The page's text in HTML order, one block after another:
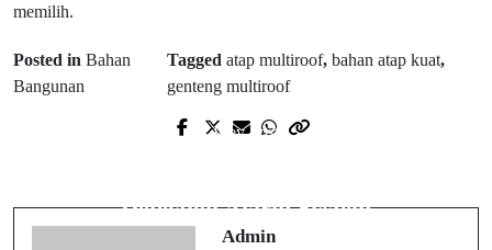
memilih.
Posted in Bahan
Bangunan
Taggedatap multiroof,bahan atap kuat,
genteng multiroof
Prev Post
Detection Alarm System
Admin